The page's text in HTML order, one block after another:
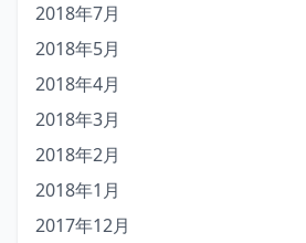
2018年7月
2018年5月
2018年4月
2018年3月
2018年2月
2018年1月
2017年12月